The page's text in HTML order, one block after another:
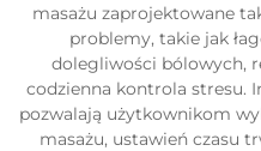
masażu zaprojektowane
problemy, takie jak
dolegliwości bólowych,
codzienna kontrola stresu.
pozwalają użytkownikom
masażu, ustawień czasu